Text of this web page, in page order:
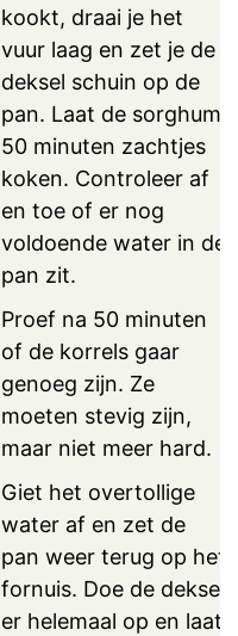
kookt, draai je het
vuur laag en zet je de
deksel schuin op de
pan. Laat de sorghum
50 minuten zachtjes
koken. Controleer af
en toe of er nog
voldoende water in de
pan zit.
Proef na 50 minuten
of de korrels gaar
genoeg zijn. Ze
moeten stevig zijn,
maar niet meer hard.
Giet het overtollige
water af en zet de
pan weer terug op het
fornuis. Doe de deksel
er helemaal op en laat